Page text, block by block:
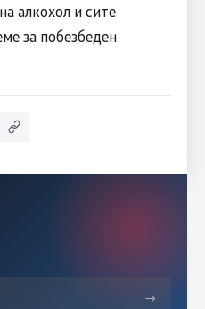
алкохол и сите
за побезбеден
→